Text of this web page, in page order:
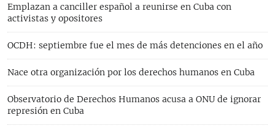
Emplazan a canciller español a reunirse en Cuba con
activistas y opositores
OCDH: septiembre fue el mes de más detenciones en el año
Nace otra organización por los derechos humanos en Cuba
Observatorio de Derechos Humanos acusa a ONU de ignorar
represión en Cuba